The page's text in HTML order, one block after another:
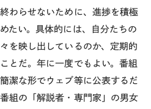
わらせないために、進捗を積極
たい。具体的には、自分たちの
を映し出しているのか、定期的
とだ。年に一度でもよい。番組
潔な形でウェブ等に公表するだ
組の「解説者・専門家」の男女